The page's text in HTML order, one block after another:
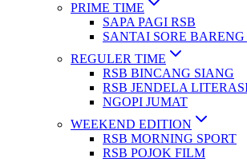
PRIME TIME
SAPA PAGI RSB
SANTAI SORE BARENG
REGULER TIME
RSB BINCANG SIANG
RSB JENDELA
NGOPI JUMAT
WEEKEND EDITION
RSB MORNING SPORT
RSB POJOK FILM